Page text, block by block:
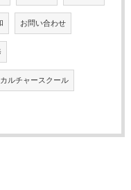
お問い合わせ
カルチャースクール